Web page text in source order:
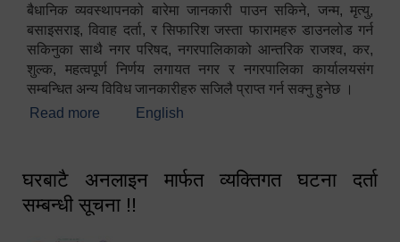
बैधानिक व्यवस्थापनको बारेमा जानकारी पाउन सकिने, जन्म, मृत्यु,
बसाइसराइ, विवाह दर्ता, र सिफारिश जस्ता फारामहरु डाउनलोड गर्न
सकिनुका साथै नगर परिषद, नगरपालिकाको आन्तरिक राजश्व, कर,
शुल्क, महत्वपूर्ण निर्णय लगायत नगर र नगरपालिका कार्यालयसंग
सम्बन्धित अन्य विविध जानकारीहरु सजिलै प्राप्त गर्न सक्नु हुनेछ ।
Read more about स्वागतम!!!
English
घरबाटै अनलाइन मार्फत व्यक्तिगत घटना दर्ता
सम्बन्धी सूचना !!